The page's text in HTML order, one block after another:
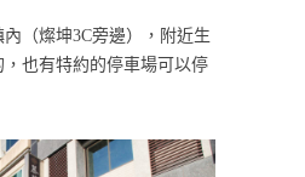
（燦坤3C旁邊），附近生
也有特約的停車場可以停